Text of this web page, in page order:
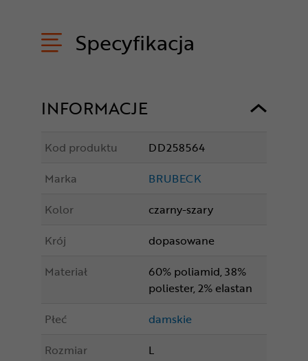
Specyfikacja
INFORMACJE
Kod produktu
DD258564
Marka
BRUBECK
Kolor
czarny-szary
Krój
dopasowane
Materiał
60% poliamid, 38%
poliester, 2% elastan
Płeć
damskie
Rozmiar
L